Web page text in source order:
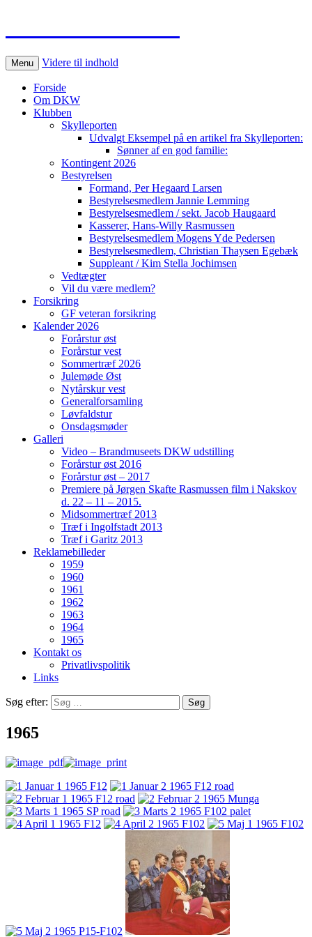
Menu Videre til indhold
Forside
Om DKW
Klubben
Skylleporten
Udvalgt Eksempel på en artikel fra Skylleporten:
Sønner af en god familie:
Kontingent 2026
Bestyrelsen
Formand, Per Hegaard Larsen
Bestyrelsesmedlem Jannie Lemming
Bestyrelsesmedlem / sekt. Jacob Haugaard
Kasserer, Hans-Willy Rasmussen
Bestyrelsesmedlem Mogens Yde Pedersen
Bestyrelsesmedlem, Christian Thaysen Egebæk
Suppleant / Kim Stella Jochimsen
Vedtægter
Vil du være medlem?
Forsikring
GF veteran forsikring
Kalender 2026
Forårstur øst
Forårstur vest
Sommertræf 2026
Julemøde Øst
Nytårskur vest
Generalforsamling
Løvfaldstur
Onsdagsmøder
Galleri
Video – Brandmuseets DKW udstilling
Forårstur øst 2016
Forårstur øst – 2017
Premiere på Jørgen Skafte Rasmussen film i Nakskov
d. 22 – 11 – 2015.
Midsommertræf 2013
Træf i Ingolfstadt 2013
Træf i Garitz 2013
Reklamebilleder
1959
1960
1961
1962
1963
1964
1965
Kontakt os
Privatlivspolitik
Links
Søg efter:
1965